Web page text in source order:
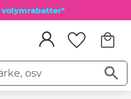
volymrabatter*